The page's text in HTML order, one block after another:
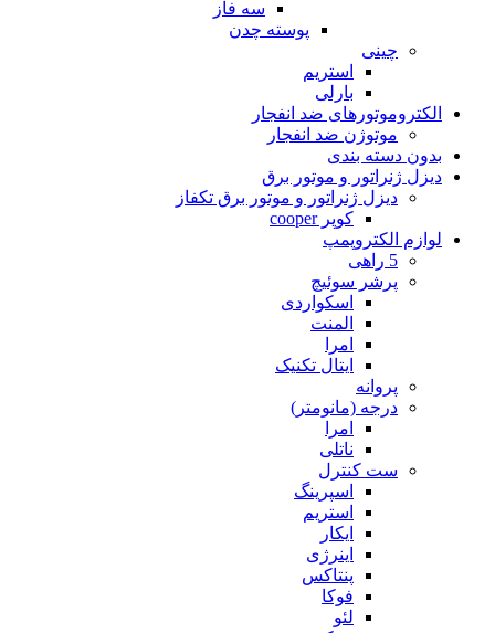
سه فاز
پوسته چدن
چینی
استریم
بارلی
الکتروموتورهای ضد انفجار
موتوژن ضد انفجار
بدون دسته بندی
دیزل ژنراتور و موتور برق
دیزل ژنراتور و موتور برق تکفاز
کوپر cooper
لوازم الکتروپمپ
5 راهی
پرشر سوئیچ
اسکواردی
المنت
امرا
ایتال تکنیک
پروانه
درجه (مانومتر)
امرا
ناتلی
ست کنترل
اسپرینگ
استریم
ایکار
اینرژی
پنتاکس
فوکا
لئو